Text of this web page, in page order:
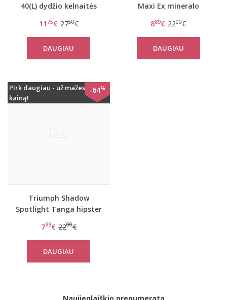
40(L) dydžio kelnaitės
Essentials Tai
11 75€ 2750€
DAUGIAU
Maxi Ex mineralo
889€ 2200€
DAUGIAU
Pirk daugiau - už mažesnę
kainą!
-64%
Triumph Shadow
Spotlight Tanga hipster
799€ 2200€
DAUGIAU
Naujienlaiškio prenumerata